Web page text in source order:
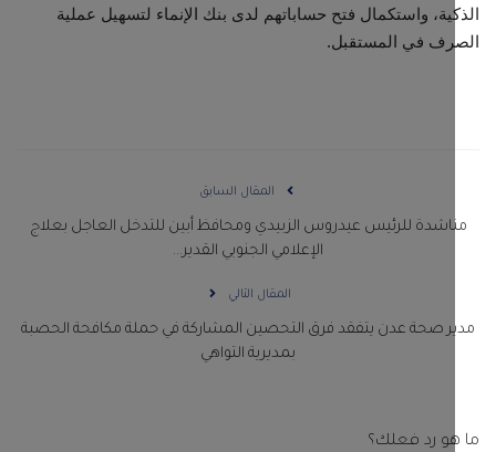
واستكمال فتح حساباتهم لدى بنك الإنماء لتسهيل عملية
في المستقبل.
المقال السابق
للرئيس عيدروس الزبيدي ومحافظ أبين للتدخل العاجل بعلاج
الإعلامي الجنوبي القدير...
المقال التالي
صحة عدن يتفقد فرق التحصين المشاركة في حملة مكافحة الحصبة
بمديرية التواهي
رد فعلك؟